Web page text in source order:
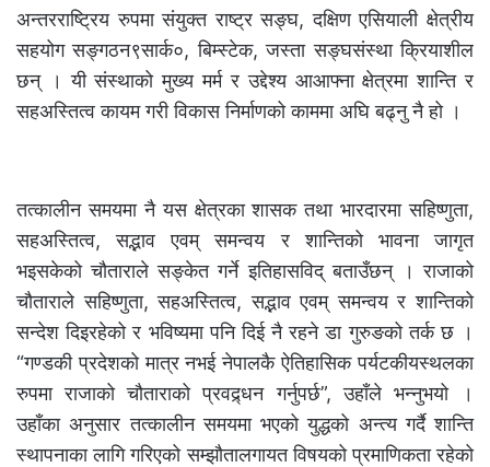
अन्तरराष्ट्रिय रुपमा संयुक्त राष्ट्र सङ्घ, दक्षिण एसियाली क्षेत्रीय
सहयोग सङ्गठन९सार्क०, बिम्स्टेक, जस्ता सङ्घसंस्था क्रियाशील
छन् । यी संस्थाको मुख्य मर्म र उद्देश्य आआफ्ना क्षेत्रमा शान्ति र
सहअस्तित्व कायम गरी विकास निर्माणको काममा अघि बढ्नु नै हो ।
तत्कालीन समयमा नै यस क्षेत्रका शासक तथा भारदारमा सहिष्णुता,
सहअस्तित्व, सद्भाव एवम् समन्वय र शान्तिको भावना जागृत
भइसकेको चौताराले सङ्केत गर्ने इतिहासविद् बताउँछन् । राजाको
चौताराले सहिष्णुता, सहअस्तित्व, सद्भाव एवम् समन्वय र शान्तिको
सन्देश दिइरहेको र भविष्यमा पनि दिई नै रहने डा गुरुङको तर्क छ ।
“गण्डकी प्रदेशको मात्र नभई नेपालकै ऐतिहासिक पर्यटकीयस्थलका
रुपमा राजाको चौताराको प्रवद्र्धन गर्नुपर्छ”, उहाँले भन्नुभयो ।
उहाँका अनुसार तत्कालीन समयमा भएको युद्धको अन्त्य गर्दै शान्ति
स्थापनाका लागि गरिएको सम्झौतालगायत विषयको प्रमाणिकता रहेको